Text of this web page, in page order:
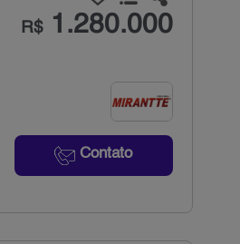
R$1.280.000
Contato